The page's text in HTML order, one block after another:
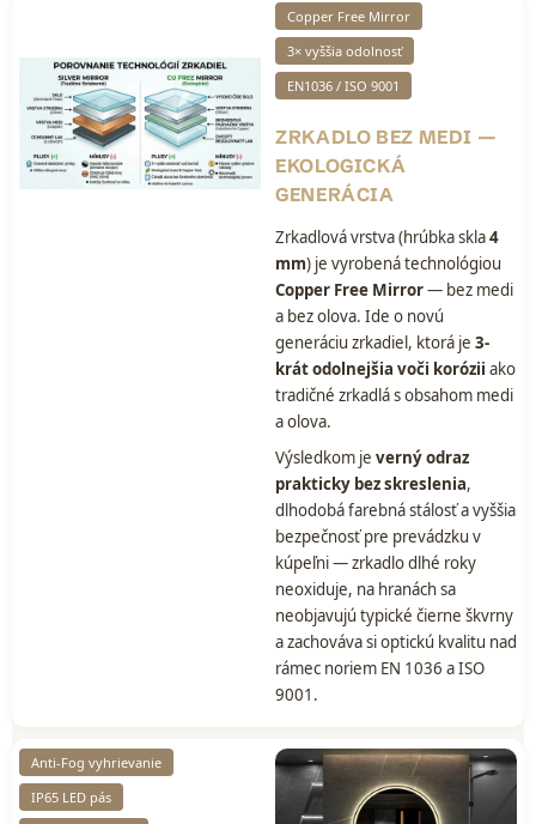
Copper Free Mirror
3× vyššia odolnosť
EN1036 / ISO 9001
ZRKADLO BEZ MEDI —
EKOLOGICKÁ
GENERÁCIA
Zrkadlová vrstva (hrúbka skla4
mm) je vyrobená technológiou
Copper Free Mirror— bez medi
a bez olova. Ide o novú
generáciu zrkadiel, ktorá je 3-
krát odolnejšia voči korózii ako
tradičné zrkadlá s obsahom medi
a olova.
Výsledkom je verný odraz
prakticky bez skreslenia,
dlhodobá farebná stálosť a vyššia
bezpečnosť pre prevádzku v
kúpeľni — zrkadlo dlhé roky
neoxiduje, na hranách sa
neobjavujú typické čierne škvrny
a zachováva si optickú kvalitu nad
rámec noriem EN 1036 a ISO
9001.
Anti-Fog vyhrievanie
IP65 LED pás